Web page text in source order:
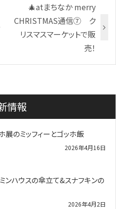
🎄atまちなか merry
CHRISTMAS通信⑦ ク
リスマスマーケットで販
売！
情報
展のミッフィーとゴッホ飯
2026年4月16日
ンハウスの傘立て&スナフキンの
2026年4月2日